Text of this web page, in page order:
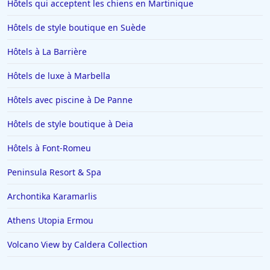
Hôtels à Valence
Hôtels à Risoul
Hôtels à Toulouse
Hôtels à Soorts-Hossegor
Hôtels à Saint-Gervais-les-Bains
Hôtels à Portofino
Hôtels à Vaux-en-Beaujolais
Hôtels à Cannes
Hôtels en Tunisie
Hôtels qui acceptent les chiens en Martinique
Hôtels de style boutique en Suède
Hôtels à La Barrière
Hôtels de luxe à Marbella
Hôtels avec piscine à De Panne
Hôtels de style boutique à Deia
Hôtels à Font-Romeu
Peninsula Resort & Spa
Archontika Karamarlis
Athens Utopia Ermou
Volcano View by Caldera Collection